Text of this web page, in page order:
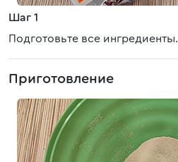
Шаг 1
Подготовьте все ингредиенты.
Приготовление